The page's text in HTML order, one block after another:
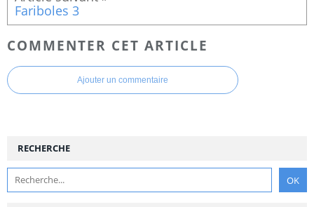
Fariboles 3
COMMENTER CET ARTICLE
Ajouter un commentaire
RECHERCHE